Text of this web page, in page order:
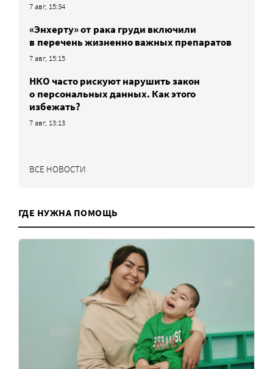
7 авг, 15:34
«Энхерту» от рака груди включили
в перечень жизненно важных препаратов
7 авг, 15:15
НКО часто рискуют нарушить закон
о персональных данных. Как этого
избежать?
7 авг, 13:13
ВСЕ НОВОСТИ
ГДЕ НУЖНА ПОМОЩЬ